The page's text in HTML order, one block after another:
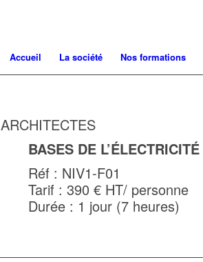
Accueil La société Nos formations
ARCHITECTES
BASES DE L’ÉLECTRICITÉ
Réf : NIV1-F01
Tarif : 390 € HT/ personne
Durée : 1 jour (7 heures)